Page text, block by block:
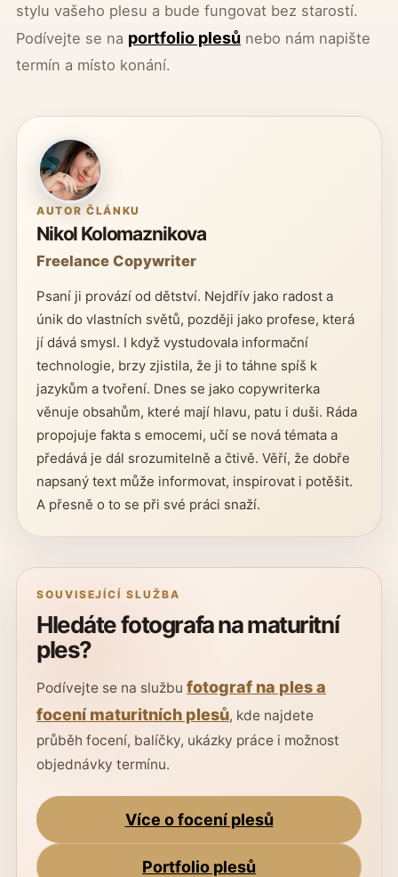
stylu vašeho plesu a bude fungovat bez starostí.
Podívejte se na portfolio plesů nebo nám napište
termín a místo konání.
AUTOR ČLÁNKU
Nikol Kolomaznikova
Freelance Copywriter
Psaní ji provází od dětství. Nejdřív jako radost a
únik do vlastních světů, později jako profese, která
jí dává smysl. I když vystudovala informační
technologie, brzy zjistila, že ji to táhne spíš k
jazykům a tvoření. Dnes se jako copywriterka
věnuje obsahům, které mají hlavu, patu i duši. Ráda
propojuje fakta s emocemi, učí se nová témata a
předává je dál srozumitelně a čtivě. Věří, že dobře
napsaný text může informovat, inspirovat i potěšit.
A přesně o to se při své práci snaží.
SOUVISEJÍCÍ SLUŽBA
Hledáte fotografa na maturitní
ples?
Podívejte se na službu fotograf na ples a
focení maturitních plesů, kde najdete
průběh focení, balíčky, ukázky práce i možnost
objednávky termínu.
Více o focení plesů
Portfolio plesů